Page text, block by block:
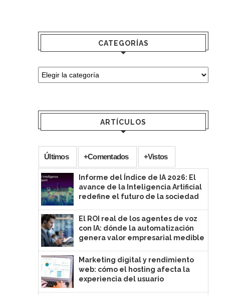
CATEGORÍAS
ARTÍCULOS
Últimos +Comentados +Vistos
Informe del Índice de IA 2026: El
avance de la Inteligencia Artificial
redefine el futuro de la sociedad
El ROI real de los agentes de voz
con IA: dónde la automatización
genera valor empresarial medible
Marketing digital y rendimiento
web: cómo el hosting afecta la
experiencia del usuario